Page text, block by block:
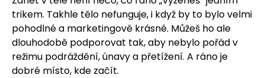
trikem. Takhle tělo nefunguje, i když by to bylo velmi
pohodlné a marketingově krásné. Můžeš ho ale
dlouhodobě podporovat tak, aby nebylo pořád v
režimu podráždění, únavy a přetížení. A ráno je
dobré místo, kde začít.